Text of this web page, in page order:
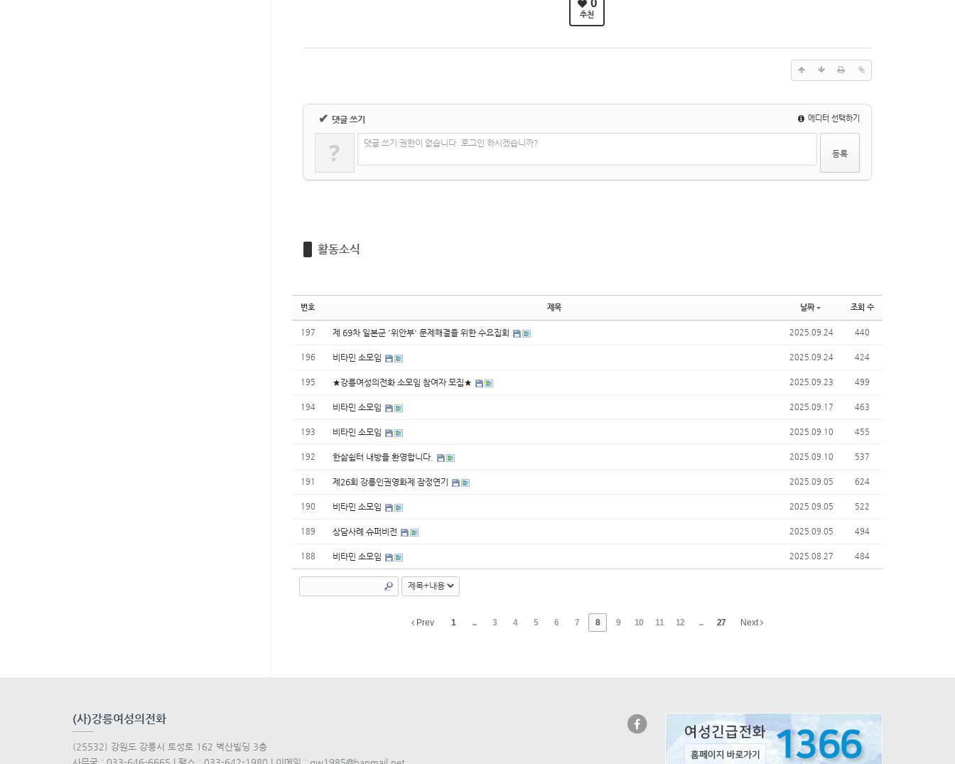
0
추천
✔ 댓글 쓰기 에디터 선택하기
? 댓글 쓰기 권한이 없습니다. 로그인 하시겠습니까?
활동소식
번호 제목 날짜 조회 수
197 제 69차 일본군 '위안부' 문제해결을 위한 수요집회 2025.09.24 440
196 비타민 소모임 2025.09.24 424
195 ★강릉여성의전화 소모임 참여자 모집★ 2025.09.23 499
194 비타민 소모임 2025.09.17 463
193 비타민 소모임 2025.09.10 455
192 한삶쉼터 내방을 환영합니다. 2025.09.10 537
191 제26회 강릉인권영화제 잠정연기 2025.09.05 624
190 비타민 소모임 2025.09.05 522
189 상담사례 슈퍼비전 2025.09.05 494
188 비타민 소모임 2025.08.27 484
Prev 1 ... 3 4 5 6 7 8 9 10 11 12 ... 27 Next
(사)강릉여성의전화
(25532) 강원도 강릉시 토성로 162 벽산빌딩 3층